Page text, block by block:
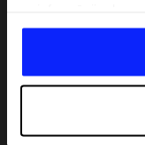
datiem, ko viņi
Jūsu atļauju, mēs
saviem
saturu un uzlabotu
( piem. socialos